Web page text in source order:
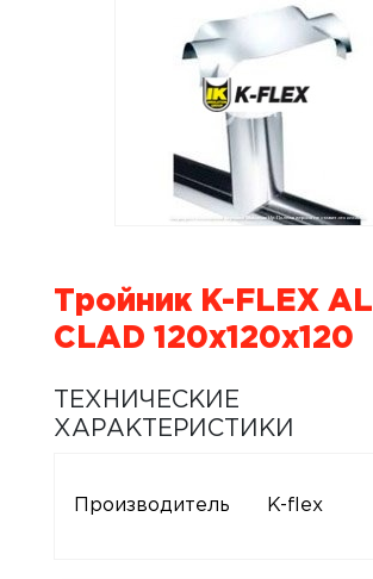
Тройник K-FLEX AL
CLAD 120x120x120
ТЕХНИЧЕСКИЕ
ХАРАКТЕРИСТИКИ
Производитель K-flex